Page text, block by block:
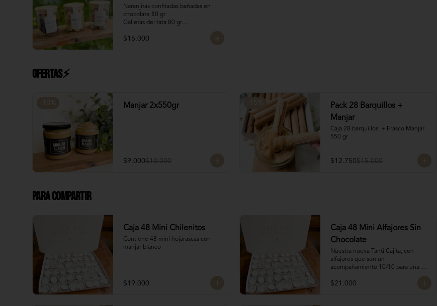
Naranjitas confitadas bañadas en
chocolate 80 gr
Galletas del tata 80 gr
$16.000
Ofertas⚡
Manjar 2x550gr
$9.000$10.000
Pack 28 Barquillos +
Manjar
Caja 28 barquillos  + Frasco Manjar
550 gr
$12.750$15.000
Para Compartir
Caja 48 Mini Chilenitos
Contiene 48 mini hojarascas con
manjar blanco
$19.000
Caja 48 Mini Alfajores Sin
Chocolate
Nuestra nueva Tanti Cajita, con
alfajores que son un
acompañamiento 10/10 para una
Contiene 48 mini alfajores de
$21.000